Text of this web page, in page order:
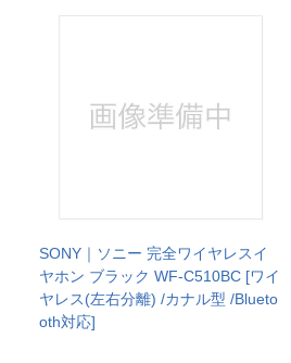
SONY｜ソニー 完全ワイヤレスイ
ヤホン ブラック WF-C510BC [ワイ
ヤレス(左右分離) /カナル型 /Blueto
oth対応]